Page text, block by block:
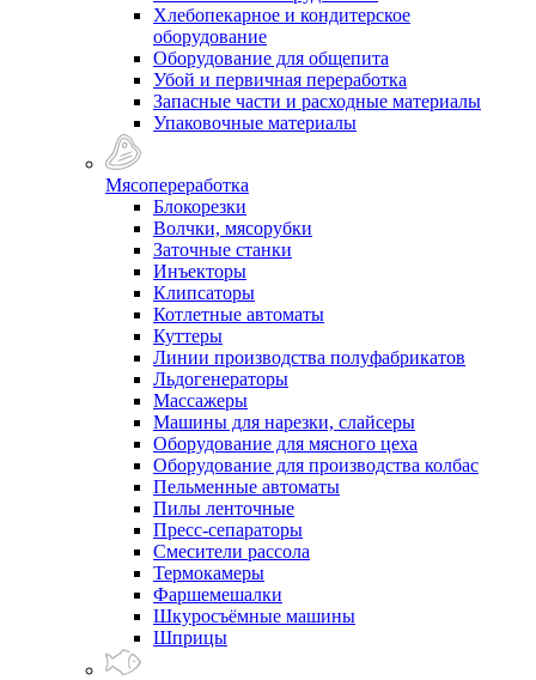
Хлебопекарное и кондитерское
оборудование
Оборудование для общепита
Убой и первичная переработка
Запасные части и расходные материалы
Упаковочные материалы
Мясопереработка
Блокорезки
Волчки, мясорубки
Заточные станки
Инъекторы
Клипсаторы
Котлетные автоматы
Куттеры
Линии производства полуфабрикатов
Льдогенераторы
Массажеры
Машины для нарезки, слайсеры
Оборудование для мясного цеха
Оборудование для производства колбас
Пельменные автоматы
Пилы ленточные
Пресс-сепараторы
Смесители рассола
Термокамеры
Фаршемешалки
Шкуросъёмные машины
Шприцы